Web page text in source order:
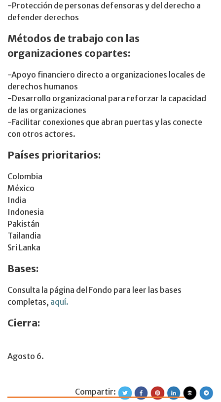
-Protección de personas defensoras y del derecho a
defender derechos
Métodos de trabajo con las
organizaciones copartes:
-Apoyo financiero directo a organizaciones locales de
derechos humanos
-Desarrollo organizacional para reforzar la capacidad
de las organizaciones
-Facilitar conexiones que abran puertas y las conecte
con otros actores.
Países prioritarios:
Colombia
México
India
Indonesia
Pakistán
Tailandia
Sri Lanka
Bases:
Consulta la página del Fondo para leer las bases
completas, aquí.
Cierra:
Agosto 6.
Compartir: